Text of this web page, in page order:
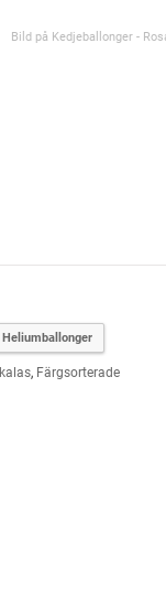
Bild på Kedjeballonger -
Heliumballonger
, Färgsorterade